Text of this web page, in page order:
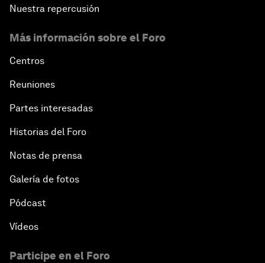
Nuestra repercusión
Más información sobre el Foro
Centros
Reuniones
Partes interesadas
Historias del Foro
Notas de prensa
Galería de fotos
Pódcast
Vídeos
Participe en el Foro